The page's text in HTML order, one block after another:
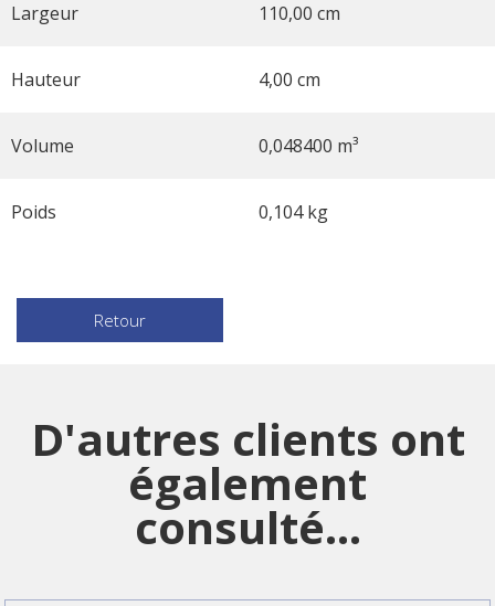
Largeur 110,00 cm
Hauteur 4,00 cm
Volume 0,048400 m³
Poids 0,104 kg
Retour
D'autres clients ont
également
consulté...